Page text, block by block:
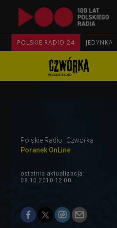
POLSKIE RADIO 24 JEDYNKA
Polskie Radio
Czwórka
Poranek OnLine
ostatnia aktualizacja:
08.10.2010 12:00